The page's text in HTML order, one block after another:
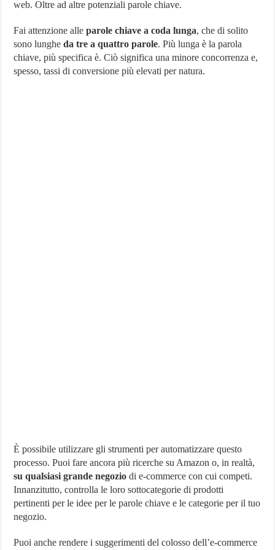
web. Oltre ad altre potenziali parole chiave.
Fai attenzione alle parole chiave a coda lunga, che di solito
sono lungheda tre a quattro parole. Più lunga è la parola
chiave, più specifica è. Ciò significa una minore concorrenza e,
spesso, tassi di conversione più elevati per natura.
È possibile utilizzare gli strumenti per automatizzare questo
processo. Puoi fare ancora più ricerche su Amazon o, in realtà,
su qualsiasi grande negozio di e-commerce con cui competi.
Innanzitutto, controlla le loro sottocategorie di prodotti
pertinenti per le idee per le parole chiave e le categorie per il tuo
negozio.
Puoi anche rendere i suggerimenti del colosso dell’e-commerce